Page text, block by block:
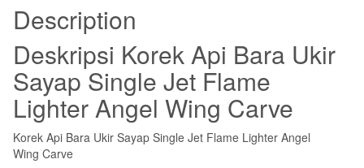
Angel
Wing
Carve
quantity
Description
Deskripsi Korek Api Bara Ukir
Sayap Single Jet Flame
Lighter Angel Wing Carve
Korek Api Bara Ukir Sayap Single Jet Flame Lighter Angel
Wing Carve